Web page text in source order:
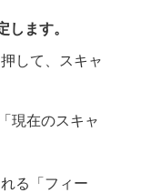
します。
して、スキャ
現在のスキャ
る「フィー